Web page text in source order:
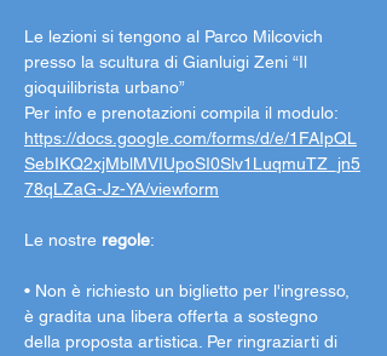
Le lezioni si tengono al Parco Milcovich
presso la scultura di Gianluigi Zeni “Il
gioquilibrista urbano”
Per info e prenotazioni compila il modulo:
https://docs.google.com/forms/d/e/1FAIpQL
SebIKQ2xjMblMVIUpoSI0Slv1LuqmuTZ_jn5
78qLZaG-Jz-YA/viewform
Le nostre regole:
• Non è richiesto un biglietto per l'ingresso,
è gradita una libera offerta a sostegno
della proposta artistica. Per ringraziarti di